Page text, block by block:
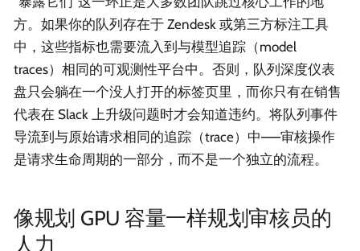
方。如果你的队列存在于 Zendesk 或第三方标注工具
中，这些指标也需要流入到与模型追踪（model
traces）相同的可观测性平台中。否则，队列深度仪表
盘只会躺在一个没人打开的标签页里，而你只有在销售
代表在 Slack 上升级问题时才会知道违约。将队列事件
导流到与原始请求相同的追踪（trace）中——审核操作
是请求生命周期的一部分，而不是一个独立的流程。
像规划 GPU 容量一样规划审核员的
人力